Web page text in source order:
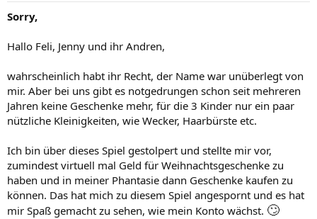
Sorry,
Hallo Feli, Jenny und ihr Andren,
wahrscheinlich habt ihr Recht, der Name war unüberlegt von
mir. Aber bei uns gibt es notgedrungen schon seit mehreren
Jahren keine Geschenke mehr, für die 3 Kinder nur ein paar
nützliche Kleinigkeiten, wie Wecker, Haarbürste etc.
Ich bin über dieses Spiel gestolpert und stellte mir vor,
zumindest virtuell mal Geld für Weihnachtsgeschenke zu
haben und in meiner Phantasie dann Geschenke kaufen zu
können. Das hat mich zu diesem Spiel angespornt und es hat
mir Spaß gemacht zu sehen, wie mein Konto wächst. 🙄